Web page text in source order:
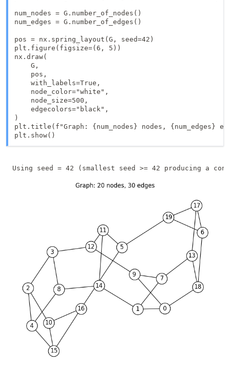
num_nodes = G.number_of_nodes()
num_edges = G.number_of_edges()
pos = nx.spring_layout(G, seed=42)
plt.figure(figsize=(6, 5))
nx.draw(
    G,
    pos,
    with_labels=True,
    node_color="white",
    node_size=500,
    edgecolors="black",
)
plt.title(f"Graph: {num_nodes} nodes, {num_edges}
plt.show()